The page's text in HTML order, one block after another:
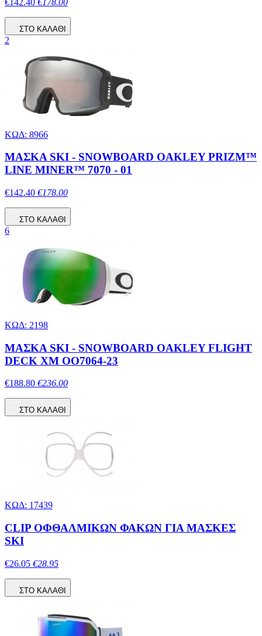
ΣΤΟ ΚΑΛΑΘΙ
2
ΚΩΔ: 8966
ΜΑΣΚΑ SKI - SNOWBOARD OAKLEY PRIZM™
LINE MINER™ 7070 - 01
€142.40 €178.00
ΣΤΟ ΚΑΛΑΘΙ
6
ΚΩΔ: 2198
ΜΑΣΚΑ SKI - SNOWBOARD OAKLEY FLIGHT
DECK XM OO7064-23
€188.80 €236.00
ΣΤΟ ΚΑΛΑΘΙ
ΚΩΔ: 17439
CLIP ΟΦΘΑΛΜΙΚΩΝ ΦΑΚΩΝ ΓΙΑ ΜΑΣΚΕΣ
SKI
€26.05 €28.95
ΣΤΟ ΚΑΛΑΘΙ